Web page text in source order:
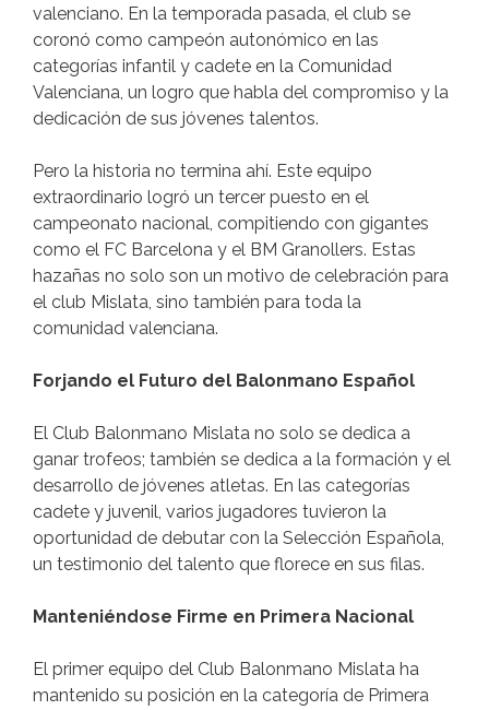
valenciano. En la temporada pasada, el club se
coronó como campeón autonómico en las
categorías infantil y cadete en la Comunidad
Valenciana, un logro que habla del compromiso y la
dedicación de sus jóvenes talentos.
Pero la historia no termina ahí. Este equipo
extraordinario logró un tercer puesto en el
campeonato nacional, compitiendo con gigantes
como el FC Barcelona y el BM Granollers. Estas
hazañas no solo son un motivo de celebración para
el club Mislata, sino también para toda la
comunidad valenciana.
Forjando el Futuro del Balonmano Español
El Club Balonmano Mislata no solo se dedica a
ganar trofeos; también se dedica a la formación y el
desarrollo de jóvenes atletas. En las categorías
cadete y juvenil, varios jugadores tuvieron la
oportunidad de debutar con la Selección Española,
un testimonio del talento que florece en sus filas.
Manteniéndose Firme en Primera Nacional
El primer equipo del Club Balonmano Mislata ha
mantenido su posición en la categoría de Primera